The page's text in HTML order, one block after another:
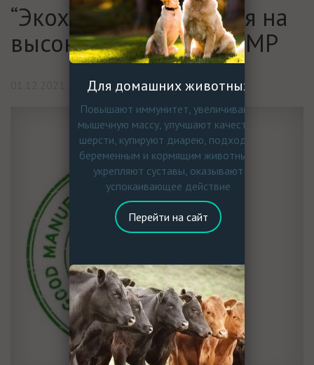
“Экохимтех” равняется на
высокие стандарты GMP
01.12.2021 14:27:00Для домашних животных
Повышают иммунитет, увеличивают
мышечную массу, улучшают качество
шерсти, купируют диарею, подходят
беременным и кормящим животным,
укрепляют суставы, оказывают
успокаивающее действие
Перейти на сайт